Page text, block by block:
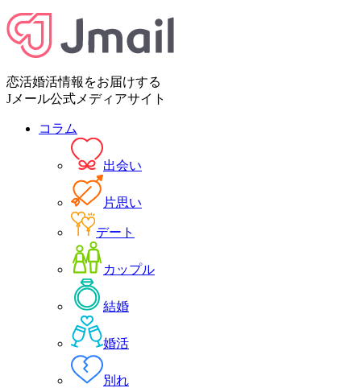
恋活婚活情報をお届けする
Jメール公式メディアサイト
コラム
出会い
片思い
デート
カップル
結婚
婚活
別れ